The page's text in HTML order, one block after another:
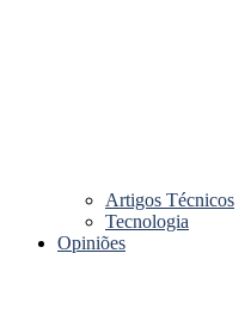
Artigos Técnicos
Tecnologia
Opiniões